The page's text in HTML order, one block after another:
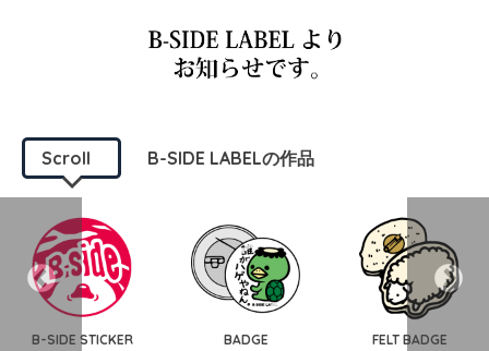
Scroll B-SIDE LABELの作品
B-SIDE STICKER BADGE FELT BADGE